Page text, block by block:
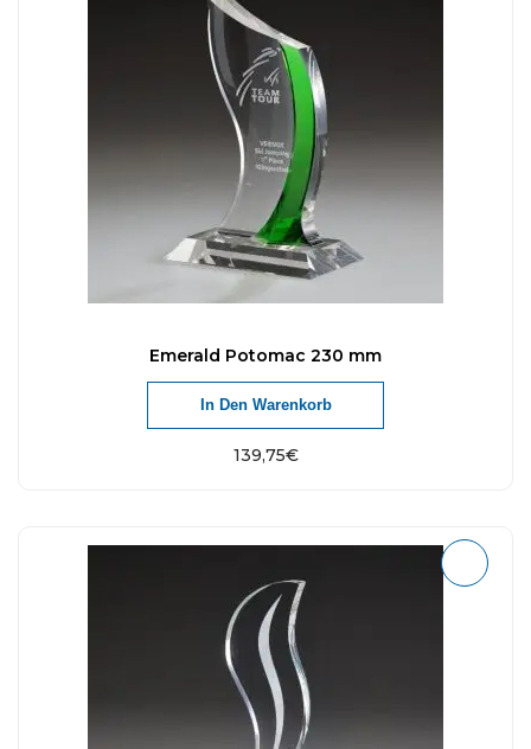
Emerald Potomac 230 mm
139,75€
In Den Warenkorb